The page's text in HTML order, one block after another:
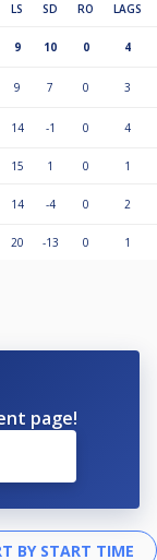
LS SD RO LAGS
9 10 0 4
9 7 0 3
14 -1 0 4
15 1 0 1
14 -4 0 2
20 -13 0 1
page!